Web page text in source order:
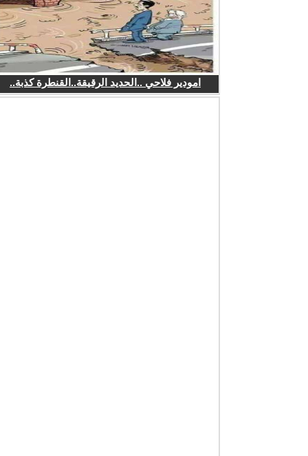
امودير فلاحي ..الحديد الرقيقة..القنطرة كذبة..